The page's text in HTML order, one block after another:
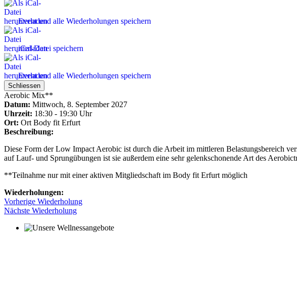
Event und alle Wiederholungen speichern
iCal-Datei speichern
Event und alle Wiederholungen speichern
Schliessen
Aerobic Mix**
Datum: Mittwoch, 8. September 2027
Uhrzeit: 18:30 - 19:30 Uhr
Ort: Ort Body fit Erfurt
Beschreibung:
Diese Form der Low Impact Aerobic ist durch die Arbeit im mittleren Belastungsbereich
auf Lauf- und Sprungübungen ist sie außerdem eine sehr gelenkschonende Art des
**Teilnahme nur mit einer aktiven Mitgliedschaft im Body fit Erfurt möglich
Wiederholungen:
Vorherige Wiederholung
Nächste Wiederholung